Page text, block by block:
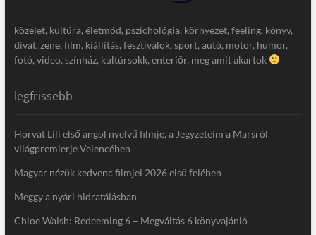
közélet, kultúra, életmód, pszichológia, környezet, feeling, könyv,
divat, zene, film, kiállítás, fesztiválok, sport, autó, motor, humor,
fotó, video, színház, kultúrsokk, enteriőr, meg amit akartok
legfrissebb
Horvát Lili első angol nyelvű filmje, a Jegyzeteim a Marsról
világpremierje Velencében
Magyar nézők kedvenc filmjei 2026 első felében
Meggy a nyári hidratálásban
Chloe Walsh: Redeeming 6 – Megváltás 6 könyvajánló